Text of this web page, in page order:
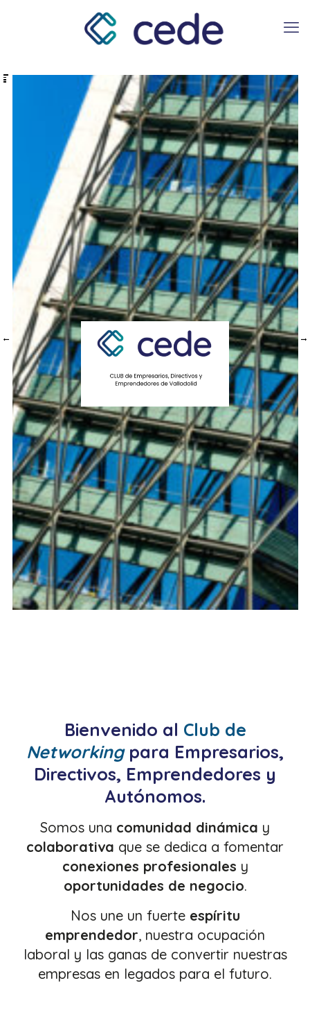
Bienvenido al Club de
Networkingpara Empresarios,
Directivos, Emprendedores y
Autónomos.
Somos una comunidad dinámica y
colaborativa que se dedica a fomentar
conexiones profesionales y
oportunidades de negocio.
Nos une un fuerte espíritu
emprendedor, nuestra ocupación
laboral y las ganas de convertir nuestras
empresas en legados para el futuro.